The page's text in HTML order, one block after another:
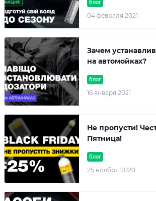
блог
04 февраля 2021
блог
16 января 2021
Зачем
на автомойках?
блог
25 ноября 2020
Не пропусти!
Пятница!